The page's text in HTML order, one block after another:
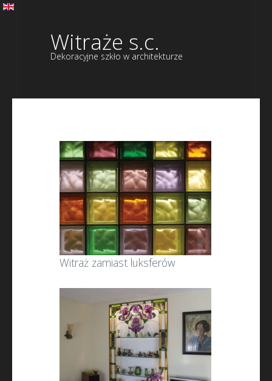
Witraże s.c.
Dekoracyjne szkło w architekturze
Witraż zamiast luksferów